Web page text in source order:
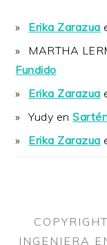
Erika Zarazua
MARTHA
Fundido
Erika Zarazua
Yudy en
Erika Zarazua
INGENIERA